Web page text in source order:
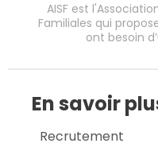
AISF est
Familiales qui
ont besoin
En savoir
Recrutement